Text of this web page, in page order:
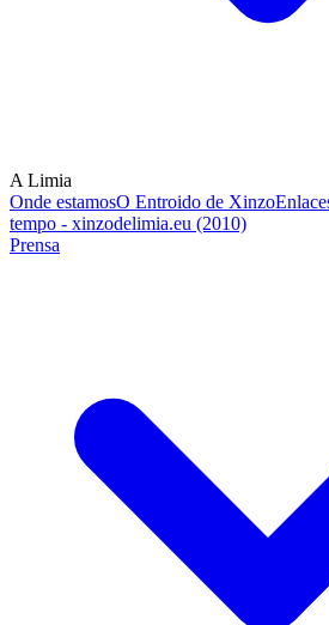
A Limia
Onde estamosO Entroido de Xinzo
tempo - xinzodelimia.eu (2010)
Prensa